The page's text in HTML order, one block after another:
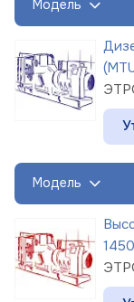
Модель
Модель